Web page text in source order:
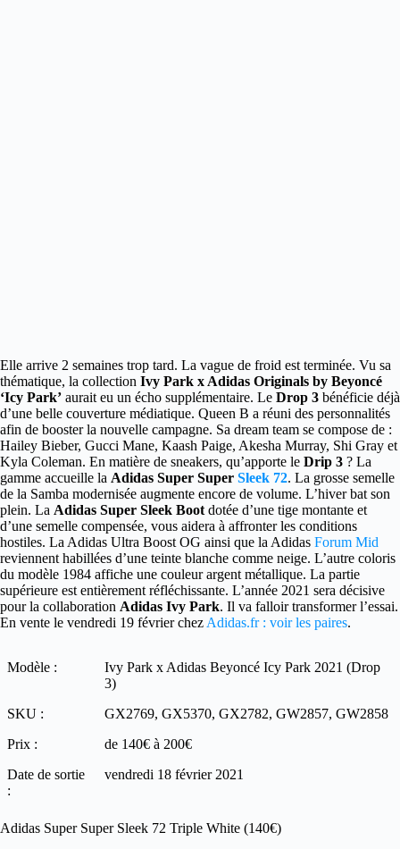
Elle arrive 2 semaines trop tard. La vague de froid est terminée. Vu sa
thématique, la collection Ivy Park x Adidas Originals by Beyoncé
‘Icy Park’ aurait eu un écho supplémentaire. Le Drop 3 bénéficie déjà
d’une belle couverture médiatique. Queen B a réuni des personnalités
afin de booster la nouvelle campagne. Sa dream team se compose de :
Hailey Bieber, Gucci Mane, Kaash Paige, Akesha Murray, Shi Gray et
Kyla Coleman. En matière de sneakers, qu’apporte le Drip 3 ? La
gamme accueille la Adidas Super Super Sleek 72. La grosse semelle
de la Samba modernisée augmente encore de volume. L’hiver bat son
plein. La Adidas Super Sleek Boot dotée d’une tige montante et
d’une semelle compensée, vous aidera à affronter les conditions
hostiles. La Adidas Ultra Boost OG ainsi que la Adidas Forum Mid
reviennent habillées d’une teinte blanche comme neige. L’autre coloris
du modèle 1984 affiche une couleur argent métallique. La partie
supérieure est entièrement réfléchissante. L’année 2021 sera décisive
pour la collaboration Adidas Ivy Park. Il va falloir transformer l’essai.
En vente le vendredi 19 février chez Adidas.fr : voir les paires.
Modèle :
Ivy Park x Adidas Beyoncé Icy Park 2021 (Drop
3)
SKU :
GX2769, GX5370, GX2782, GW2857, GW2858
Prix :
de 140€ à 200€
Date de sortie
:
vendredi 18 février 2021
Adidas Super Super Sleek 72 Triple White (140€)